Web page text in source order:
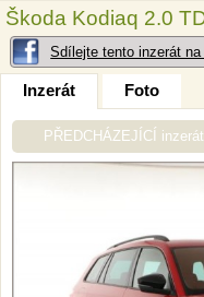
Škoda Kodiaq 2.0
Sdílejte tento inzerát
Inzerát Foto
PŘEDCHÁZEJÍCÍ inzerát